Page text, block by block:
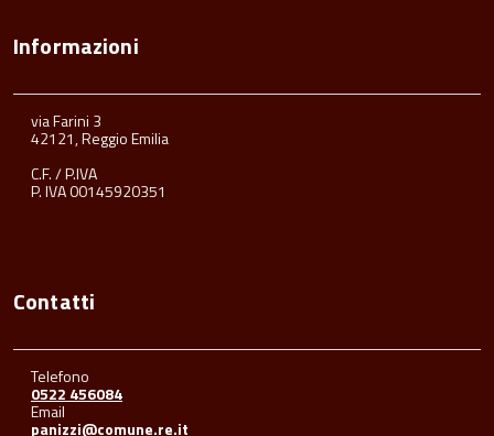
Informazioni
via Farini 3
42121, Reggio Emilia
C.F. / P.IVA
P. IVA 00145920351
Contatti
Telefono
0522 456084
Email
panizzi@comune.re.it